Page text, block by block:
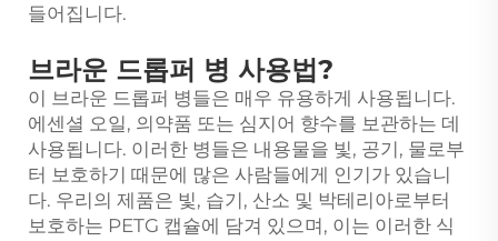
들어집니다.
브라운 드롭퍼 병 사용법?
이 브라운 드롭퍼 병들은 매우 유용하게 사용됩니다.
에센셜 오일, 의약품 또는 심지어 향수를 보관하는 데
사용됩니다. 이러한 병들은 내용물을 빛, 공기, 물로부
터 보호하기 때문에 많은 사람들에게 인기가 있습니
다. 우리의 제품은 빛, 습기, 산소 및 박테리아로부터
보호하는 PETG 캡슐에 담겨 있으며, 이는 이러한 식